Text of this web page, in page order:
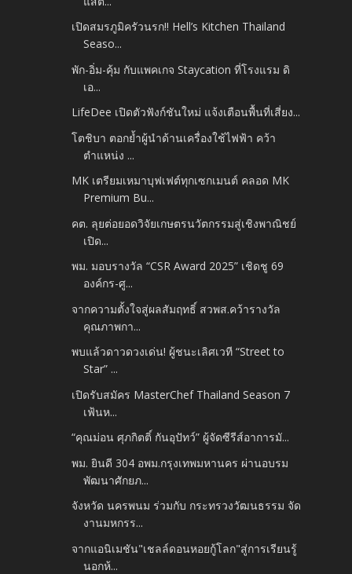
เปิดสมรภูมิครัวนรก!! Hell’s Kitchen Thailand
Seaso...
พัก-อิ่ม-คุ้ม กับแพคเกจ Staycation ที่โรงแรม ดิ
เอ...
LifeDee เปิดตัวฟังก์ชันใหม่ แจ้งเตือนพื้นที่เสี่ยง...
โตชิบา ตอกย้ำผู้นำด้านเครื่องใช้ไฟฟ้า คว้า
ตำแหน่ง ...
MK เตรียมเหมาบุฟเฟต์ทุกเซกเมนต์ คลอด MK
Premium Bu...
คต. ลุยต่อยอดวิจัยเกษตรนวัตกรรมสู่เชิงพาณิชย์
เปิด...
พม. มอบรางวัล “CSR Award 2025” เชิดชู 69
องค์กร-ศู...
จากความตั้งใจสู่ผลสัมฤทธิ์ สวพส.คว้ารางวัล
คุณภาพกา...
พบแล้วดาวดวงเด่น! ผู้ชนะเลิศเวที “Street to
Star” ...
เปิดรับสมัคร MasterChef Thailand Season 7
เฟ้นห...
“คุณม่อน ศุภกิตติ์ กันอุปัทว์” ผู้จัดซีรีส์อาการมั...
พม. ยินดี 304 อพม.กรุงเทพมหานคร ผ่านอบรม
พัฒนาศักยภ...
จังหวัด นครพนม ร่วมกับ กระทรวงวัฒนธรรม จัด
งานมหกรร...
จากแอนิเมชัน"เชลล์ดอนหอยกู้โลก"สู่การเรียนรู้
นอกห้...